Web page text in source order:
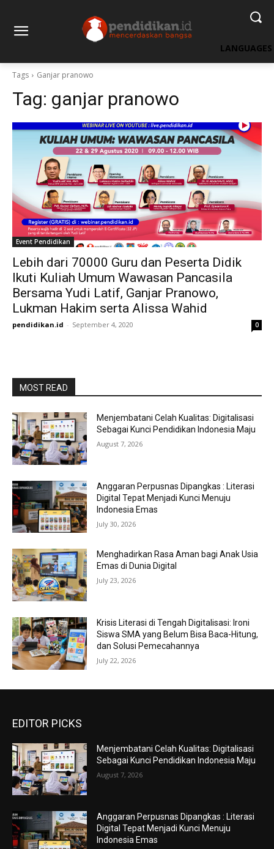
LANGUAGES
Tags Ganjar pranowo
Tag: ganjar pranowo
Event Pendidikan
Lebih dari 70000 Guru dan Peserta Didik
Ikuti Kuliah Umum Wawasan Pancasila
Bersama Yudi Latif, Ganjar Pranowo,
Lukman Hakim serta Alissa Wahid
pendidikan.id - September 4, 2020 0
MOST READ
Menjembatani Celah Kualitas: Digitalisasi
Sebagai Kunci Pendidikan Indonesia Maju
August 7, 2026
Anggaran Perpusnas Dipangkas : Literasi
Digital Tepat Menjadi Kunci Menuju
Indonesia Emas
July 30, 2026
Menghadirkan Rasa Aman bagi Anak Usia
Emas di Dunia Digital
July 23, 2026
Krisis Literasi di Tengah Digitalisasi: Ironi
Siswa SMA yang Belum Bisa Baca-Hitung,
dan Solusi Pemecahannya
July 22, 2026
EDITOR PICKS
Menjembatani Celah Kualitas: Digitalisasi
Sebagai Kunci Pendidikan Indonesia Maju
August 7, 2026
Anggaran Perpusnas Dipangkas : Literasi
Digital Tepat Menjadi Kunci Menuju
Indonesia Emas